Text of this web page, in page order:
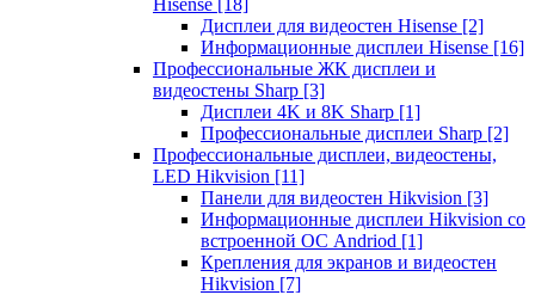
Hisense [18]
Дисплеи для видеостен Hisense [2]
Информационные дисплеи Hisense [16]
Профессиональные ЖК дисплеи и
видеостены Sharp [3]
Дисплеи 4K и 8K Sharp [1]
Профессиональные дисплеи Sharp [2]
Профессиональные дисплеи, видеостены,
LED Hikvision [11]
Панели для видеостен Hikvision [3]
Информационные дисплеи Hikvision со
встроенной ОС Andriod [1]
Крепления для экранов и видеостен
Hikvision [7]